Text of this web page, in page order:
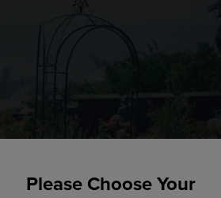
Please Choose Your